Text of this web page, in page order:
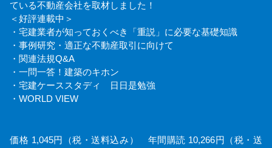
ている不動産会社を取材しました！
＜好評連載中＞
・宅建業者が知っておくべき「重説」に必要な基礎知識
・事例研究・適正な不動産取引に向けて
・関連法規Q&A
・一問一答！建築のキホン
・宅建ケーススタディ 日日是勉強
・WORLD VIEW
価格 1,045円（税・送料込み） 年間購読 10,266円（税・送